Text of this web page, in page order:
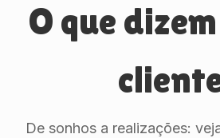
O que
De sonhos a realizações: